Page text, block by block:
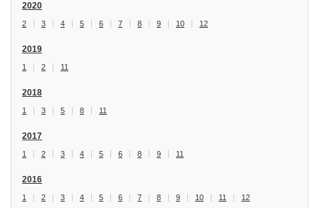
2020
2 3 4 5 6 7 8 9 10 12
2019
1 2 11
2018
1 3 5 8 11
2017
1 2 3 4 5 6 8 9 11
2016
1 2 3 4 5 6 7 8 9 10 11 12